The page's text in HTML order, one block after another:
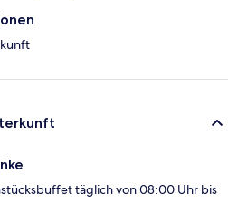
täglich von 08:00 Uhr bis